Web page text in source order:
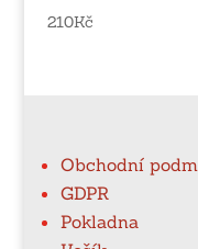
210Kč
Obchodní
GDPR
Pokladna